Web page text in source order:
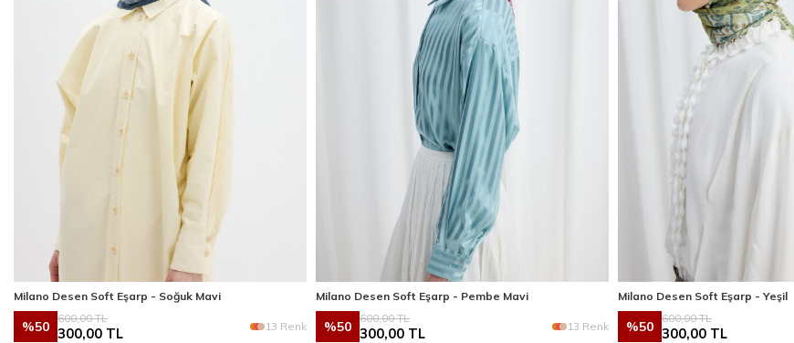
Milano Desen Soft Eşarp - Soğuk Mavi
%50
600,00TL
300,00 TL 13 Renk
Milano Desen Soft Eşarp - Pembe Mavi
%50
600,00TL
300,00 TL 13 Renk
Milano Desen Soft Eşarp - Yeşil
%50
600,00TL
300,00 TL